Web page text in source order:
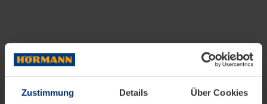
Zustimmung Details Über Cookies